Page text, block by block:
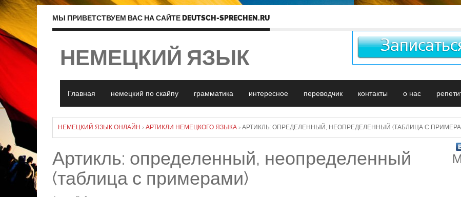
МЫ ПРИВЕТСТВУЕМ ВАС НА САЙТЕ DEUTSCH-SPRECHEN.RU
НЕМЕЦКИЙ ЯЗЫК
Главная немецкий по скайпу грамматика интересное переводчик контакты о нас
НЕМЕЦКИЙ ЯЗЫК ОНЛАЙН › АРТИКЛИ НЕМЕЦКОГО ЯЗЫКА › АРТИКЛЬ: ОПРЕДЕЛЕННЫЙ, НЕОПРЕДЕЛЕННЫЙ (ТАБЛИЦА С
Артикль: определенный, неопределенный
(таблица с примерами)